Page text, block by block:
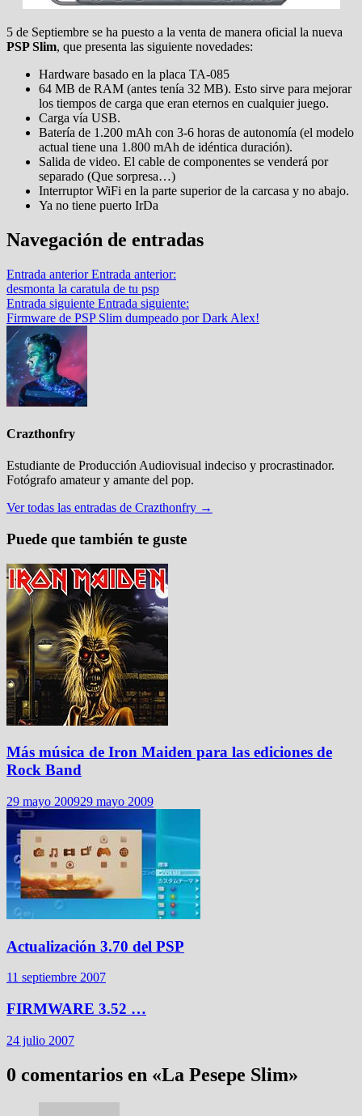
5 de Septiembre se ha puesto a la venta de manera oficial la nueva
PSP Slim, que presenta las siguiente novedades:
Hardware basado en la placa TA-085
64 MB de RAM (antes tenía 32 MB). Esto sirve para mejorar
los tiempos de carga que eran eternos en cualquier juego.
Carga vía USB.
Batería de 1.200 mAh con 3-6 horas de autonomía (el modelo
actual tiene una 1.800 mAh de idéntica duración).
Salida de video. El cable de componentes se venderá por
separado (Que sorpresa…)
Interruptor WiFi en la parte superior de la carcasa y no abajo.
Ya no tiene puerto IrDa
Navegación de entradas
Entrada anterior Entrada anterior:
desmonta la caratula de tu psp
Entrada siguiente Entrada siguiente:
Firmware de PSP Slim dumpeado por Dark Alex!
Crazthonfry
Estudiante de Producción Audiovisual indeciso y procrastinador.
Fotógrafo amateur y amante del pop.
Ver todas las entradas de Crazthonfry →
Puede que también te guste
Más música de Iron Maiden para las ediciones de
Rock Band
29 mayo 200929 mayo 2009
Actualización 3.70 del PSP
11 septiembre 2007
FIRMWARE 3.52 …
24 julio 2007
0 comentarios en «La Pesepe Slim»